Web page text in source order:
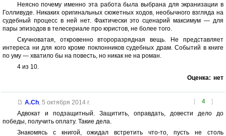
Неясно почему именно эта работа была выбрана для экранизации в
Голливуде. Никаких оригинальных сюжетных ходов, необычного взгляда на
судебный процесс в ней нет. Фактически это сценарий максимум — для
пары эпизодов в телесериале про юристов, не более того.
Скучноватая, откровенно второразрядная вещь. Не представляет
интереса ни для кого кроме поклонников судебных драм. Событий в книге
по уму — хватило бы на повесть, но никак не на роман.
4 из 10.
Оценка: нет
[ 4 ]
A.Ch, 5 октября 2014 г.
Адвокат и подзащитный. Защитить, оправдать, довести дело до
победы, получить оплату. Такие дела.
Знакомясь с книгой, ожидал встретить что-то, пусть не столь